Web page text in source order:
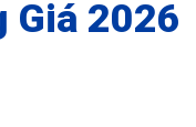
Giá 2026